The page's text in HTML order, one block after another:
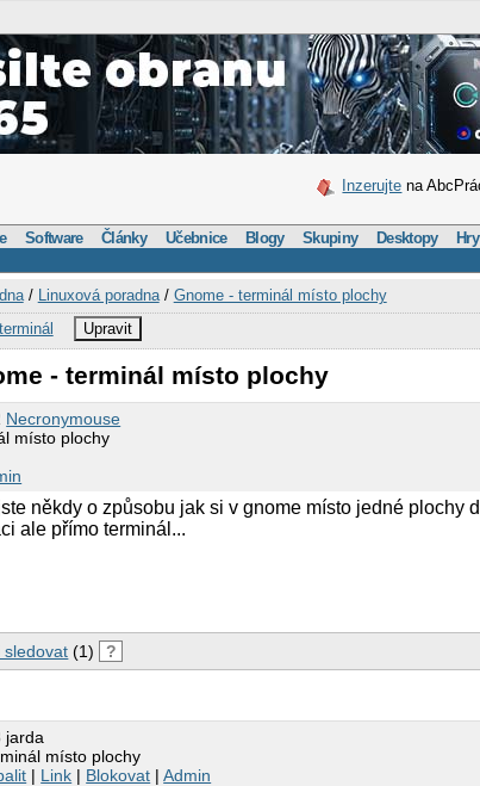
Inzerujte na
Software Články Učebnice Blogy Skupiny Desktopy Hry
/ Linuxová poradna/ Gnome - terminál místo plochy
terminál Upravit
- terminál místo plochy
Necronymouse
místo plochy
někdy o způsobu jak si v gnome místo jedné plochy
ale přímo terminál...
sledovat (1) ?
jarda
místo plochy
| Link | Blokovat |Admin